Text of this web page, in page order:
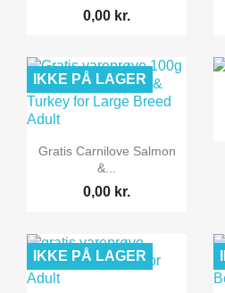
0,00 kr.
 Vis her
Gratis Carnilove Salmon
&...
0,00 kr.
IKKE PÅ LAGER
IKKE PÅ LAGER